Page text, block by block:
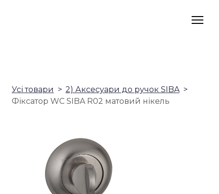
Усі товари
2) Аксесуари до ручок SIBA
Фіксатор WC SIBA R02 матовий нікель